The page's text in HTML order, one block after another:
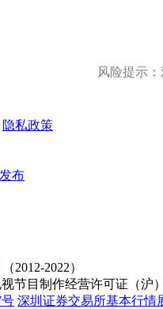
风险提示
隐私政策
布
2012-2022）
节目制作经营许可证（沪
深圳证券交易所基本行情